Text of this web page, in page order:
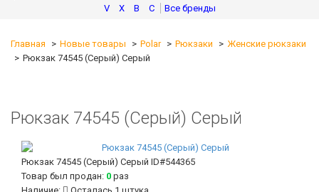
V
X В С
Главная Новые товары Polar Рюкзаки
Женские рюкзаки
Рюкзак 74545 (Серый) Серый
Рюкзак 74545 (Серый) Серый
Рюкзак 74545 (Серый) Серый ID#544365
Товар был продан: 0 раз